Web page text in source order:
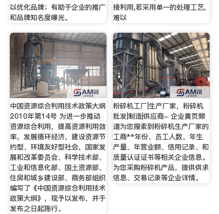
以优化品牌；有助于企业的推广
和品牌知名度曝光。
接利用,若采用单一的处理工艺,
难以
中国资源综合利用技术政策大纲
2010年第14号 为进一步推动
资源综合利用，提高资源利用效
率，发展循环经济，建设资源节
约型、环境友好型社会，国家发
展和改革委员会、科学技术部、
工业和信息化部、国土资源部、
住房和城乡建设部、商务部组织
编写了《中国资源综合利用技术
政策大纲》，现予以发布，并于
发布之日起施行。
粉碎机工厂|生产厂家，粉碎机
批发|制造|供应商- 企业黄页频
道为您搜索到粉碎机生产厂家的
工商**年份、员工人数、年生
产量、年营业额、信用记录、和
质量认证证书等相关企业信息。
为您采购粉碎机产品，提供供求
信息、交易记录等企业详情。